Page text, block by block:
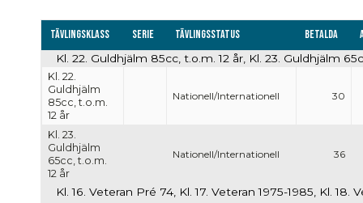
Tävlingsklass Serie Tävlingsstatus Betalda
Kl. 22. Guldhjälm 85cc, t.o.m. 12 år, Kl. 23. Guldhjälm
Kl. 22.
Guldhjälm
85cc, t.o.m.
12 år
Nationell/Internationell 30
Kl. 23.
Guldhjälm
65cc, t.o.m.
12 år
Nationell/Internationell 36
Kl. 16. Veteran Pré 74, Kl. 17. Veteran 1975-1985, Kl.